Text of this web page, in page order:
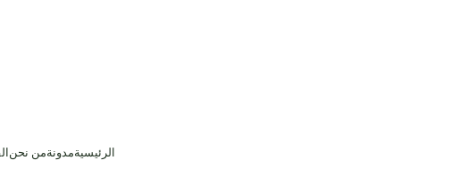
الرئيسيةمدونةمن نحن